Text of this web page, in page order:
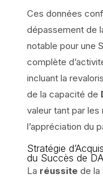
Ces données
dépassement de
notable pour une
complète
incluant la
de la capacité de
valeur tant par
l’appréciation du
Stratégie
du Succès de
La réussite de la